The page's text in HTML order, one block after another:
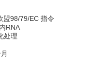
盟98/79/EC 指令
RNA
处理